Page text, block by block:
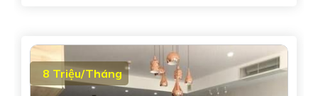
8 Triệu/Tháng